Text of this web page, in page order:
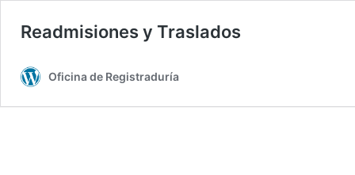
Readmisiones y Traslados
Oficina de Registraduría